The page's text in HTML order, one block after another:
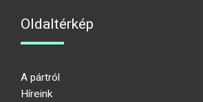
Oldaltérkép
A pártról
Híreink